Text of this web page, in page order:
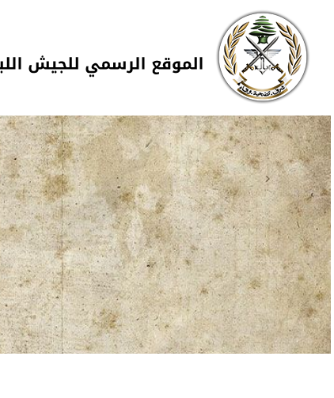
تجاوز إلى المحتوى الرئيسي
Skip to navigation